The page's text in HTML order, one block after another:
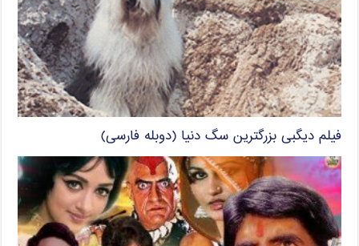
فیلم دیگبی بزرگترین سگ دنیا (دوبله فارسی)